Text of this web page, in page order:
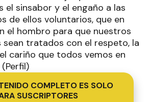
el sinsabor y el engaño a las
de ellos voluntarios, que en
el hombro para que nuestros
tratados con el respeto, la
cariño que todos vemos en
COMPLETO ES SOLO
SUSCRIPTORES